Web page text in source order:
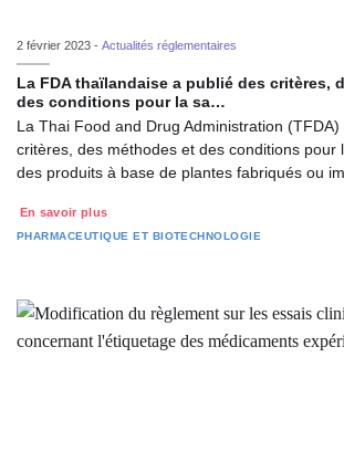
2 février 2023 - Actualités réglementaires
La FDA thaïlandaise a publié des critères,
des conditions pour la sa…
La Thai Food and Drug Administration
critères, des méthodes et des conditions pour
des produits à base de plantes fabriqués ou
En savoir plus
PHARMACEUTIQUE ET BIOTECHNOLOGIE